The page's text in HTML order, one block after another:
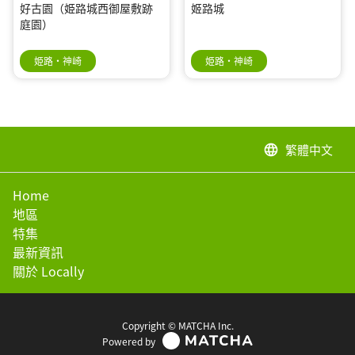
好古園（姫路城西御屋敷跡
庭園）
姫路・神崎
姬路城
姫路・神崎
language 繁體中文
Home
地區
特集
最新資訊
關於 Locally
Copyright © MATCHA Inc.
Powered by